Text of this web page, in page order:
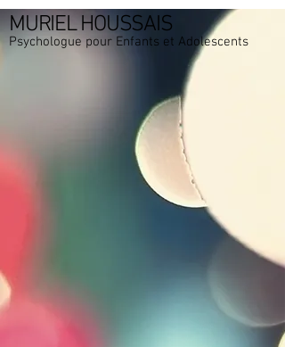
MURIEL HOUSSAIS
Psychologue pour Enfants et Adolescents